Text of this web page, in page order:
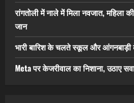
रांगतोली में नाले में मिला नवजात, महिला
जान
भारी बारिश के चलते स्कूल और
Meta पर केजरीवाल का निशाना, उठाए